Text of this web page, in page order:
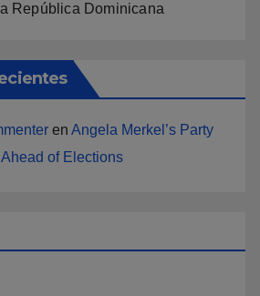
República Dominicana
en Angela Merkel’s Party
of Elections